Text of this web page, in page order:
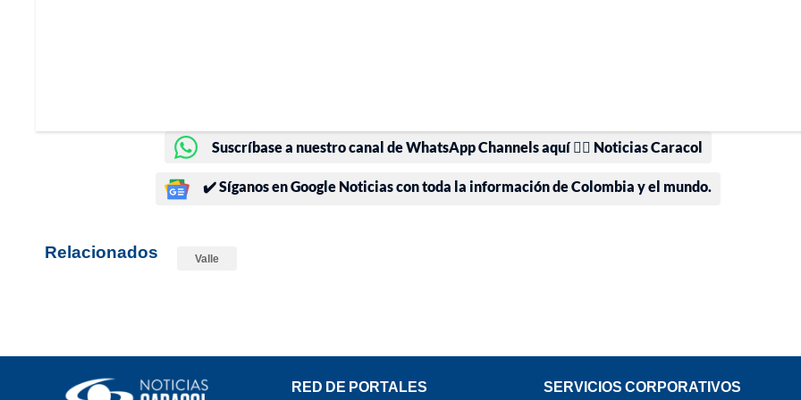
Suscríbase a nuestro canal de WhatsApp Channels aquí 👉🏻 Noticias Caracol
✔️ Síganos en Google Noticias con toda la información de Colombia y el mundo.
Relacionados Valle
RED DE PORTALES SERVICIOS CORPORATIVOS